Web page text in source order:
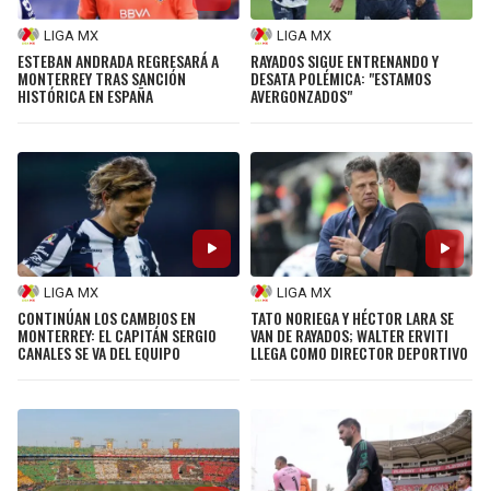
LIGA MX
ESTEBAN ANDRADA REGRESARÁ A
MONTERREY TRAS SANCIÓN
HISTÓRICA EN ESPAÑA
LIGA MX
RAYADOS SIGUE ENTRENANDO Y
DESATA POLÉMICA: "ESTAMOS
AVERGONZADOS"
LIGA MX
CONTINÚAN LOS CAMBIOS EN
MONTERREY: EL CAPITÁN SERGIO
CANALES SE VA DEL EQUIPO
LIGA MX
TATO NORIEGA Y HÉCTOR LARA SE
VAN DE RAYADOS; WALTER ERVITI
LLEGA COMO DIRECTOR DEPORTIVO